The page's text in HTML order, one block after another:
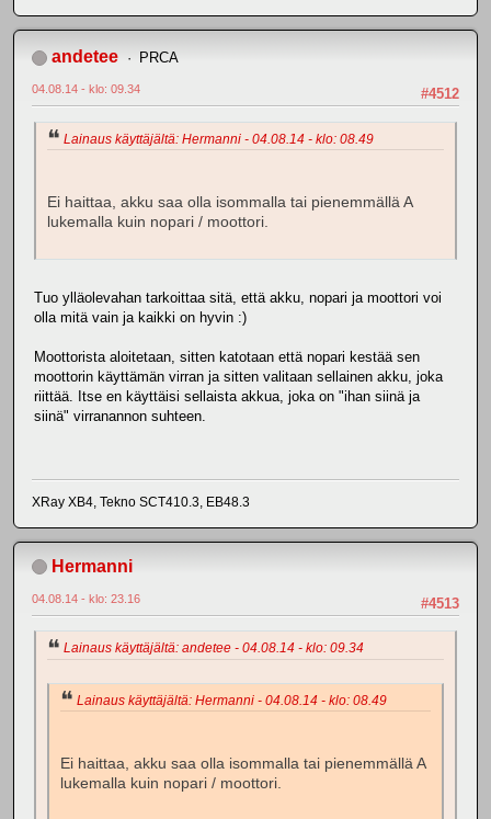
andetee PRCA
#4512
04.08.14 - klo: 09.34
Lainaus käyttäjältä: Hermanni - 04.08.14 - klo: 08.49
Ei haittaa, akku saa olla isommalla tai pienemmällä A
lukemalla kuin nopari / moottori.
Tuo ylläolevahan tarkoittaa sitä, että akku, nopari ja moottori voi
olla mitä vain ja kaikki on hyvin :)
Moottorista aloitetaan, sitten katotaan että nopari kestää sen
moottorin käyttämän virran ja sitten valitaan sellainen akku, joka
riittää. Itse en käyttäisi sellaista akkua, joka on "ihan siinä ja
siinä" virranannon suhteen.
XRay XB4, Tekno SCT410.3, EB48.3
Hermanni
#4513
04.08.14 - klo: 23.16
Lainaus käyttäjältä: andetee - 04.08.14 - klo: 09.34
Lainaus käyttäjältä: Hermanni - 04.08.14 - klo: 08.49
Ei haittaa, akku saa olla isommalla tai pienemmällä A
lukemalla kuin nopari / moottori.